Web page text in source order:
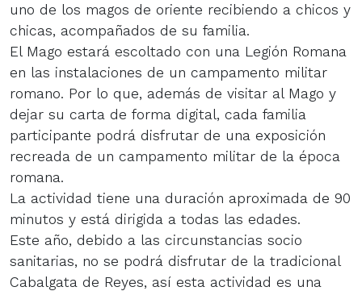
uno de los magos de oriente recibiendo a chicos y
chicas, acompañados de su familia.
El Mago estará escoltado con una Legión Romana
en las instalaciones de un campamento militar
romano. Por lo que, además de visitar al Mago y
dejar su carta de forma digital, cada familia
participante podrá disfrutar de una exposición
recreada de un campamento militar de la época
romana.
La actividad tiene una duración aproximada de 90
minutos y está dirigida a todas las edades.
Este año, debido a las circunstancias socio
sanitarias, no se podrá disfrutar de la tradicional
Cabalgata de Reyes, así esta actividad es una